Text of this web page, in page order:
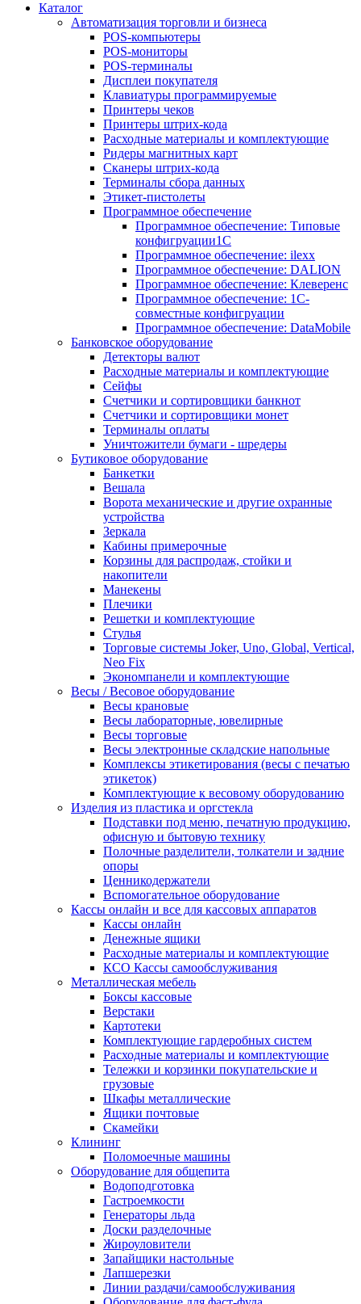
Каталог
Автоматизация торговли и бизнеса
POS-компьютеры
POS-мониторы
POS-терминалы
Дисплеи покупателя
Клавиатуры программируемые
Принтеры чеков
Принтеры штрих-кода
Расходные материалы и комплектующие
Ридеры магнитных карт
Сканеры штрих-кода
Терминалы сбора данных
Этикет-пистолеты
Программное обеспечение
Программное обеспечение: Типовые
конфигруации1С
Программное обеспечение: ilexx
Программное обеспечение: DALION
Программное обеспечение: Клеверенс
Программное обеспечение: 1С-
совместные конфигруации
Программное обеспечение: DataMobile
Банковское оборудование
Детекторы валют
Расходные материалы и комплектующие
Сейфы
Счетчики и сортировщики банкнот
Счетчики и сортировщики монет
Терминалы оплаты
Уничтожители бумаги - шредеры
Бутиковое оборудование
Банкетки
Вешала
Ворота механические и другие охранные
устройства
Зеркала
Кабины примерочные
Корзины для распродаж, стойки и
накопители
Манекены
Плечики
Решетки и комплектующие
Стулья
Торговые системы Joker, Uno, Global, Vertical,
Neo Fix
Экономпанели и комплектующие
Весы / Весовое оборудование
Весы крановые
Весы лабораторные, ювелирные
Весы торговые
Весы электронные складские напольные
Комплексы этикетирования (весы с печатью
этикеток)
Комплектующие к весовому оборудованию
Изделия из пластика и оргстекла
Подставки под меню, печатную продукцию,
офисную и бытовую технику
Полочные разделители, толкатели и задние
опоры
Ценникодержатели
Вспомогательное оборудование
Кассы онлайн и все для кассовых аппаратов
Кассы онлайн
Денежные ящики
Расходные материалы и комплектующие
КСО Кассы самообслуживания
Металлическая мебель
Боксы кассовые
Верстаки
Картотеки
Комплектующие гардеробных систем
Расходные материалы и комплектующие
Тележки и корзинки покупательские и
грузовые
Шкафы металлические
Ящики почтовые
Скамейки
Клининг
Поломоечные машины
Оборудование для общепита
Водоподготовка
Гастроемкости
Генераторы льда
Доски разделочные
Жироуловители
Запайщики настольные
Лапшерезки
Линии раздачи/самообслуживания